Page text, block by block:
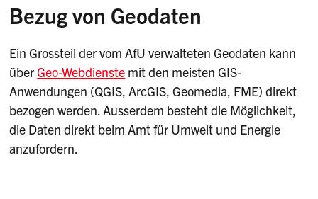
Bezug von Geodaten
Ein Grossteil der vom AfU verwalteten Geodaten kann
überGeo-Webdienste mit den meisten GIS-
Anwendungen (QGIS, ArcGIS, Geomedia, FME) direkt
bezogen werden. Ausserdem besteht die Möglichkeit,
die Daten direkt beim Amt für Umwelt und Energie
anzufordern.